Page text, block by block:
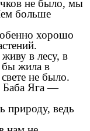
не было, мы
больше
хорошо
в лесу, в
бы жила в
не было.
Баба Яга —
природу, ведь